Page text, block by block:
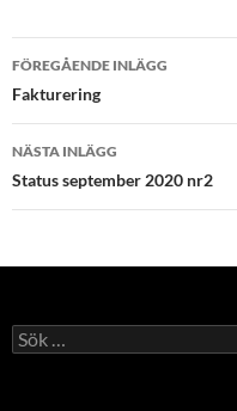
Inläggsnavigering
FÖREGÅENDE INLÄGG
Fakturering
NÄSTA INLÄGG
Status september 2020 nr2
Sök
efter: